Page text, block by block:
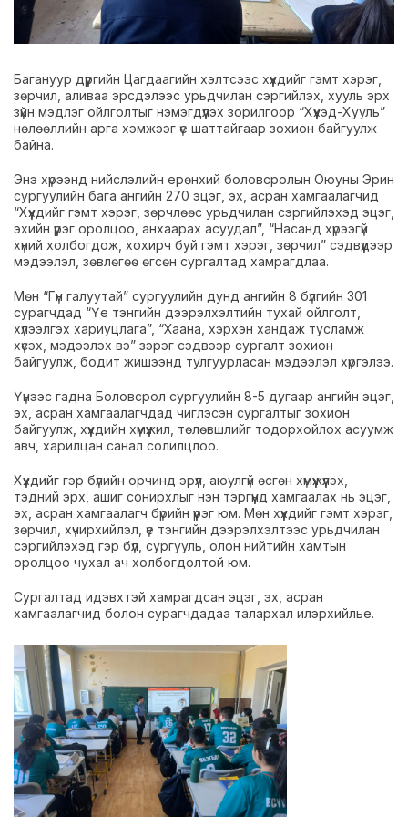
Багануур дүүргийн Цагдаагийн хэлтсээс хүүхдийг гэмт хэрэг,
зөрчил, аливаа эрсдэлээс урьдчилан сэргийлэх, хууль эрх
зүйн мэдлэг ойлголтыг нэмэгдүүлэх зорилгоор “Хүүхэд-Хууль”
нөлөөллийн арга хэмжээг үе шаттайгаар зохион байгуулж
байна.
Энэ хүрээнд нийслэлийн ерөнхий боловсролын Оюуны Эрин
сургуулийн бага ангийн 270 эцэг, эх, асран хамгаалагчид
“Хүүхдийг гэмт хэрэг, зөрчлөөс урьдчилан сэргийлэхэд эцэг,
эхийн үүрэг оролцоо, анхаарах асуудал”, “Насанд хүрээгүй
хүний холбогдож, хохирч буй гэмт хэрэг, зөрчил” сэдвүүдээр
мэдээлэл, зөвлөгөө өгсөн сургалтад хамрагдлаа.
Мөн “Гүн галуутай” сургуулийн дунд ангийн 8 бүлгийн 301
сурагчдад “Үе тэнгийн дээрэлхэлтийн тухай ойлголт,
хүлээлгэх хариуцлага”, “Хаана, хэрхэн хандаж тусламж
хүсэх, мэдээлэх вэ” зэрэг сэдвээр сургалт зохион
байгуулж, бодит жишээнд тулгуурласан мэдээлэл хүргэлээ.
Үүнээс гадна Боловсрол сургуулийн 8-5 дугаар ангийн эцэг,
эх, асран хамгаалагчдад чиглэсэн сургалтыг зохион
байгуулж, хүүхдийн хүмүүжил, төлөвшлийг тодорхойлох асуумж
авч, харилцан санал солилцлоо.
Хүүхдийг гэр бүлийн орчинд эрүүл, аюулгүй өсгөн хүмүүжүүлэх,
тэдний эрх, ашиг сонирхлыг нэн тэргүүнд хамгаалах нь эцэг,
эх, асран хамгаалагч бүрийн үүрэг юм. Мөн хүүхдийг гэмт хэрэг,
зөрчил, хүчирхийлэл, үе тэнгийн дээрэлхэлтээс урьдчилан
сэргийлэхэд гэр бүл, сургууль, олон нийтийн хамтын
оролцоо чухал ач холбогдолтой юм.
Сургалтад идэвхтэй хамрагдсан эцэг, эх, асран
хамгаалагчид болон сурагчдадаа талархал илэрхийлье.